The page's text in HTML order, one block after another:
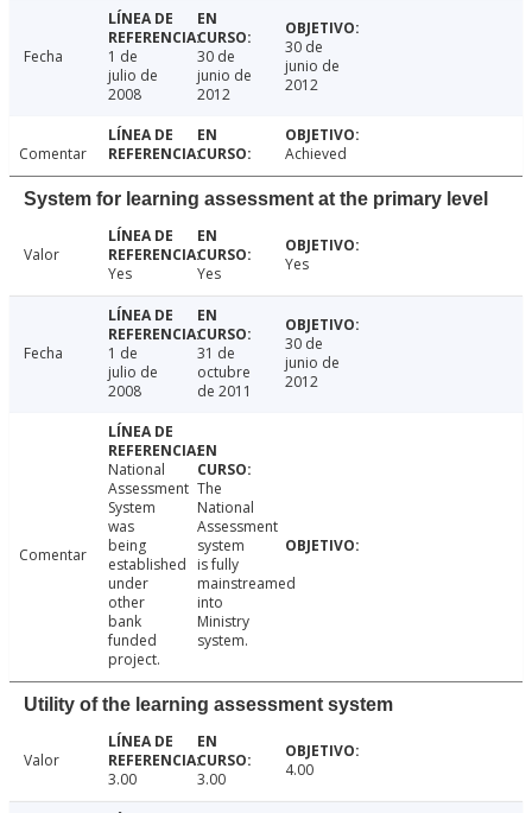
Fecha
1 de
julio de
2008
30 de
junio de
2012
30 de
junio de
2012
Comentar Achieved
System for learning assessment at the primary level
Valor
Yes
Yes Yes
Fecha
1 de
julio de
2008
31 de
octubre
de 2011
30 de
junio de
2012
Comentar
National
Assessment
System
was
being
established
under
other
bank
funded
project.
The
National
Assessment
system
is fully
mainstreamed
into
Ministry
system.
Utility of the learning assessment system
Valor
3.00
3.00 4.00